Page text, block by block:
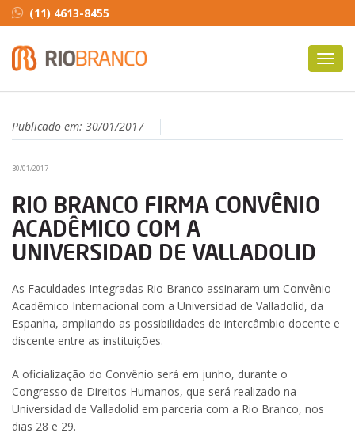
(11) 4613-8455
Publicado em: 30/01/2017
30/01/2017
RIO BRANCO FIRMA CONVÊNIO
ACADÊMICO COM A
UNIVERSIDAD DE VALLADOLID
As Faculdades Integradas Rio Branco assinaram um Convênio
Acadêmico Internacional com a Universidad de Valladolid, da
Espanha, ampliando as possibilidades de intercâmbio docente e
discente entre as instituições.
A oficialização do Convênio será em junho, durante o
Congresso de Direitos Humanos, que será realizado na
Universidad de Valladolid em parceria com a Rio Branco, nos
dias 28 e 29.